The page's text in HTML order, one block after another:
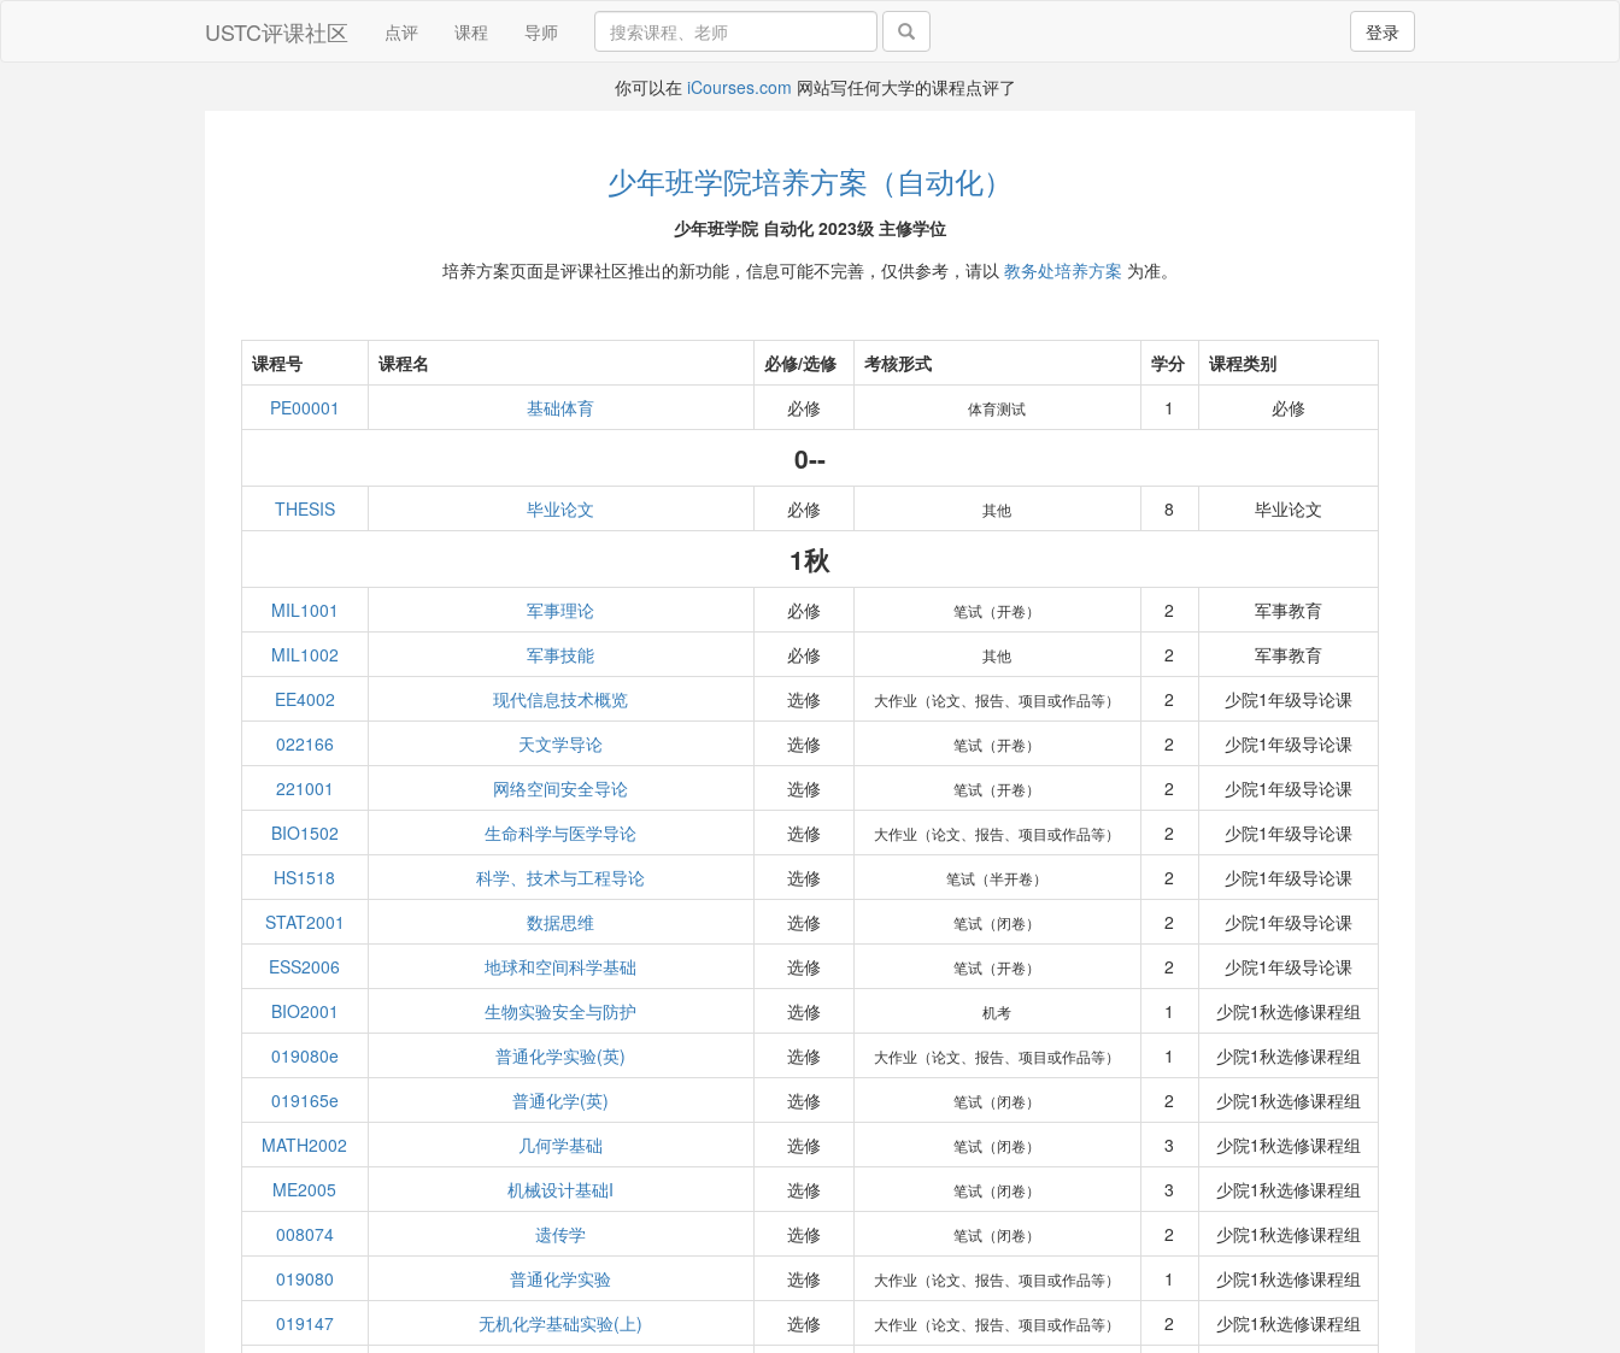
USTC评课社区 点评 课程 导师 登录
你可以在 iCourses.com 网站写任何大学的课程点评了
少年班学院培养方案（自动化）
少年班学院 自动化 2023级 主修学位
培养方案页面是评课社区推出的新功能，信息可能不完善，仅供参考，请以 教务处培养方案 为准。
课程号 课程名 必修/选修 考核形式 学分
课程类别
PE00001
基础体育 必修 体育测试 1 必修
0--
THESIS 毕业论文 必修 其他 8 毕业论文
1秋
MIL1001 军事理论 必修 笔试（开卷） 2
军事教育
MIL1002
军事技能 必修 其他 2
军事教育
EE4002
现代信息技术概览 选修 大作业（论文、报告、项目或作品等） 2
少院1年级导论课
022166
天文学导论 选修 笔试（开卷） 2
少院1年级导论课
221001
网络空间安全导论 选修 笔试（开卷） 2
少院1年级导论课
BIO1502
生命科学与医学导论 选修 大作业（论文、报告、项目或作品等） 2
少院1年级导论课
HS1518
科学、技术与工程导论 选修 笔试（半开卷） 2
少院1年级导论课
STAT2001
数据思维 选修 笔试（闭卷） 2
少院1年级导论课
ESS2006
地球和空间科学基础 选修 笔试（开卷） 2
少院1年级导论课
BIO2001
生物实验安全与防护 选修 机考 1
少院1秋选修课程组
019080e
普通化学实验(英) 选修 大作业（论文、报告、项目或作品等） 1
少院1秋选修课程组
019165e
普通化学(英) 选修 笔试（闭卷） 2
少院1秋选修课程组
MATH2002
几何学基础 选修 笔试（闭卷） 3
少院1秋选修课程组
ME2005
机械设计基础I 选修 笔试（闭卷） 3
少院1秋选修课程组
008074
遗传学 选修 笔试（闭卷） 2
少院1秋选修课程组
019080
普通化学实验 选修 大作业（论文、报告、项目或作品等） 1
少院1秋选修课程组
019147
无机化学基础实验(上) 选修 大作业（论文、报告、项目或作品等） 2
少院1秋选修课程组